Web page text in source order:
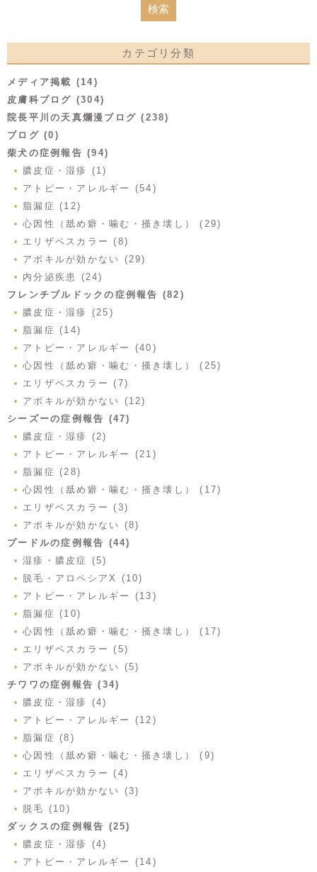
カテゴリ分類
メディア掲載 (14)
皮膚科ブログ (304)
院長平川の天真爛漫ブログ (238)
ブログ (0)
柴犬の症例報告 (94)
膿皮症・湿疹 (1)
アトピー・アレルギー (54)
脂漏症 (12)
心因性（舐め癖・噛む・掻き壊し） (29)
エリザベスカラー (8)
アポキルが効かない (29)
内分泌疾患 (24)
フレンチブルドックの症例報告 (82)
膿皮症・湿疹 (25)
脂漏症 (14)
アトピー・アレルギー (40)
心因性（舐め癖・噛む・掻き壊し） (25)
エリザベスカラー (7)
アポキルが効かない (12)
シーズーの症例報告 (47)
膿皮症・湿疹 (2)
アトピー・アレルギー (21)
脂漏症 (28)
心因性（舐め癖・噛む・掻き壊し） (17)
エリザベスカラー (3)
アポキルが効かない (8)
プードルの症例報告 (44)
湿疹・膿皮症 (5)
脱毛・アロペシアX (10)
アトピー・アレルギー (13)
脂漏症 (10)
心因性（舐め癖・噛む・掻き壊し） (17)
エリザベスカラー (5)
アポキルが効かない (5)
チワワの症例報告 (34)
膿皮症・湿疹 (4)
アトピー・アレルギー (12)
脂漏症 (8)
心因性（舐め癖・噛む・掻き壊し） (9)
エリザベスカラー (4)
アポキルが効かない (3)
脱毛 (10)
ダックスの症例報告 (25)
膿皮症・湿疹 (4)
アトピー・アレルギー (14)